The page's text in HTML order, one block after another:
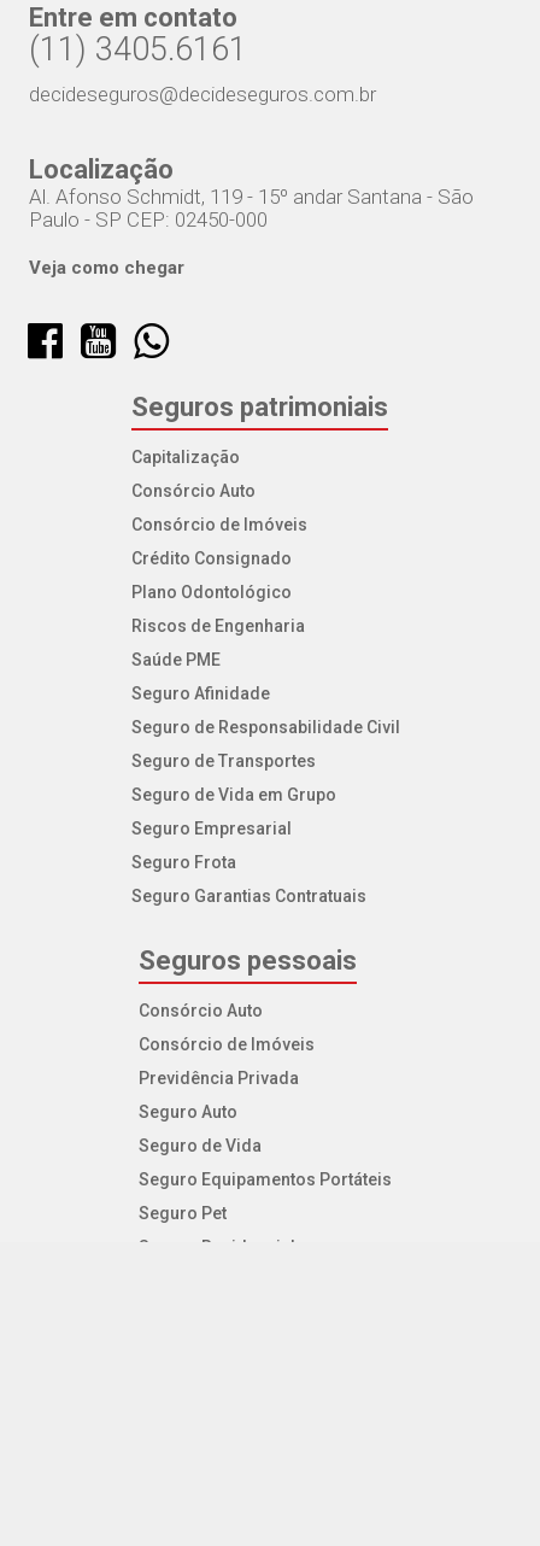
Entre em contato
(11) 3405.6161
decideseguros@decideseguros.com.br
Localização
Al. Afonso Schmidt, 119 - 15º andar Santana - São
Paulo - SP CEP: 02450-000
Veja como chegar
Seguros patrimoniais
Capitalização
Consórcio Auto
Consórcio de Imóveis
Crédito Consignado
Plano Odontológico
Riscos de Engenharia
Saúde PME
Seguro Afinidade
Seguro de Responsabilidade Civil
Seguro de Transportes
Seguro de Vida em Grupo
Seguro Empresarial
Seguro Frota
Seguro Garantias Contratuais
Seguros pessoais
Consórcio Auto
Consórcio de Imóveis
Previdência Privada
Seguro Auto
Seguro de Vida
Seguro Equipamentos Portáteis
Seguro Pet
Seguro Residencial